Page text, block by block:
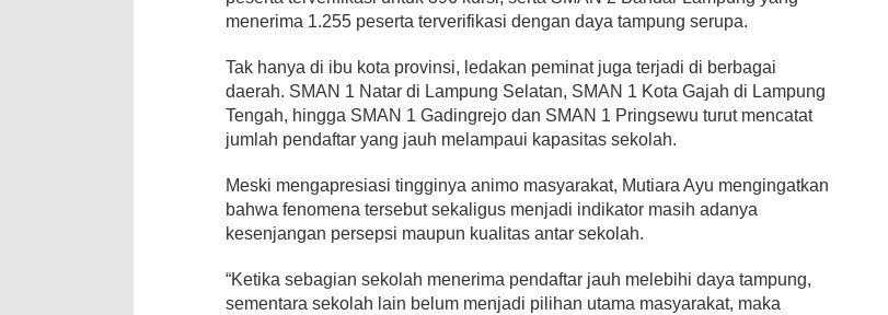
menerima 1.255 peserta terverifikasi dengan daya tampung serupa.
Tak hanya di ibu kota provinsi, ledakan peminat juga terjadi di berbagai
daerah. SMAN 1 Natar di Lampung Selatan, SMAN 1 Kota Gajah di Lampung
Tengah, hingga SMAN 1 Gadingrejo dan SMAN 1 Pringsewu turut mencatat
jumlah pendaftar yang jauh melampaui kapasitas sekolah.
Meski mengapresiasi tingginya animo masyarakat, Mutiara Ayu mengingatkan
bahwa fenomena tersebut sekaligus menjadi indikator masih adanya
kesenjangan persepsi maupun kualitas antar sekolah.
“Ketika sebagian sekolah menerima pendaftar jauh melebihi daya tampung,
sementara sekolah lain belum menjadi pilihan utama masyarakat, maka